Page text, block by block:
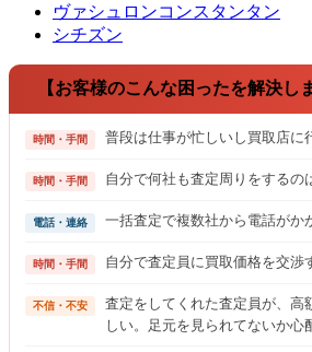
ヴァシュロンコンスタンタン
シチズン
【お客様のこんな困ったを解決し
時間・手間 普段は仕事が忙しいし買取店に
時間・手間 自分で何社も査定周りをするの
電話・連絡 一括査定で複数社から電話がか
時間・手間 自分で査定員に買取価格を交渉
不信・不安
査定をしてくれた査定員が、高
しい。足元を見られてないか心